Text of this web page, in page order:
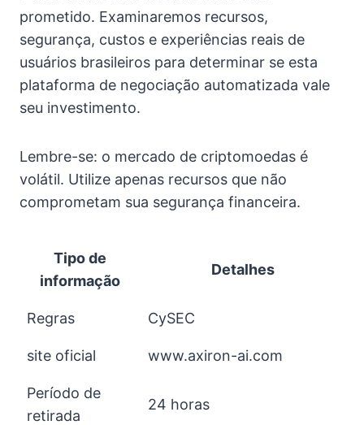
prometido. Examinaremos recursos,
segurança, custos e experiências reais de
usuários brasileiros para determinar se esta
plataforma de negociação automatizada vale
seu investimento.
Lembre-se: o mercado de criptomoedas é
volátil. Utilize apenas recursos que não
comprometam sua segurança financeira.
Tipo de
informação
Detalhes
Regras CySEC
site oficial www.axiron-ai.com
Período de
retirada
24 horas